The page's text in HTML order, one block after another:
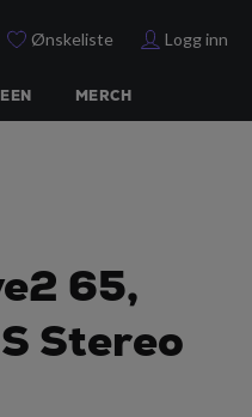
Ønskeliste Logg inn
MERCH
65,
Stereo